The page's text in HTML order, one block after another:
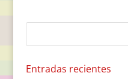
Entradas recientes